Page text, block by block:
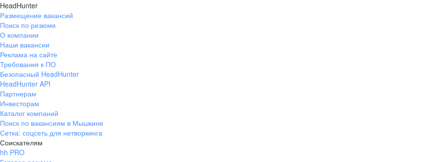
HeadHunter
Размещение вакансий
Поиск по резюме
О компании
Наши вакансии
Реклама на сайте
Требования к ПО
Безопасный HeadHunter
HeadHunter API
Партнерам
Инвесторам
Каталог компаний
Поиск по вакансиям в Мышкине
Сетка: соцсеть для нетворкинга
Соискателям
hh PRO